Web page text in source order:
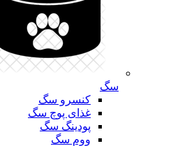
سگ
کنسرو سگ
غذای پوچ سگ
پودینگ سگ
ووم سگ